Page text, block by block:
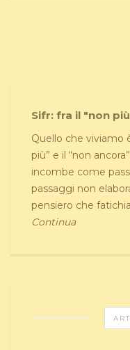
Sifr: fra il "non
Quello che viviamo
più” e il “non
incombe come
passaggi non
pensiero che
Continua